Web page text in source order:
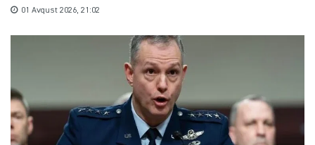
01 Avqust 2026, 21:02